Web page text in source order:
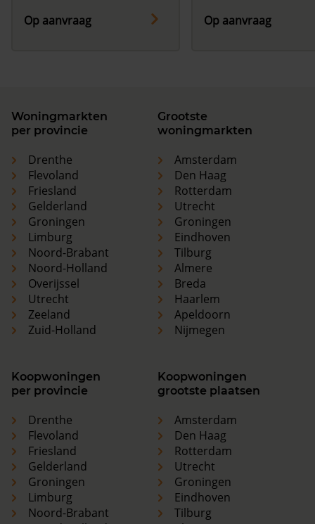
Op aanvraag
Op aanvraag
Woningmarkten
per provincie
Drenthe
Flevoland
Friesland
Gelderland
Groningen
Limburg
Noord-Brabant
Noord-Holland
Overijssel
Utrecht
Zeeland
Zuid-Holland
Grootste
woningmarkten
Amsterdam
Den Haag
Rotterdam
Utrecht
Groningen
Eindhoven
Tilburg
Almere
Breda
Haarlem
Apeldoorn
Nijmegen
Koopwoningen
per provincie
Drenthe
Flevoland
Friesland
Gelderland
Groningen
Limburg
Noord-Brabant
Koopwoningen
grootste plaatsen
Amsterdam
Den Haag
Rotterdam
Utrecht
Groningen
Eindhoven
Tilburg